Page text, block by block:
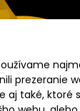
prezeranie
také, ktoré